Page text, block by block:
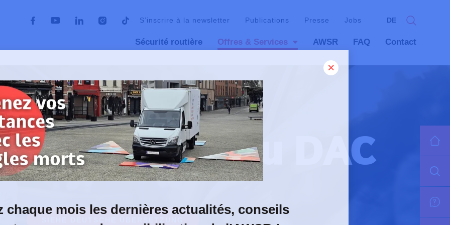
S’inscrire à la newsletter Publications Presse Jobs DE
Sécurité routière Offres & Services AWSR FAQ Contact
– DAC J’ai reçu la décision du DAC
la décision du DAC
chaque mois les dernières actualités, conseils